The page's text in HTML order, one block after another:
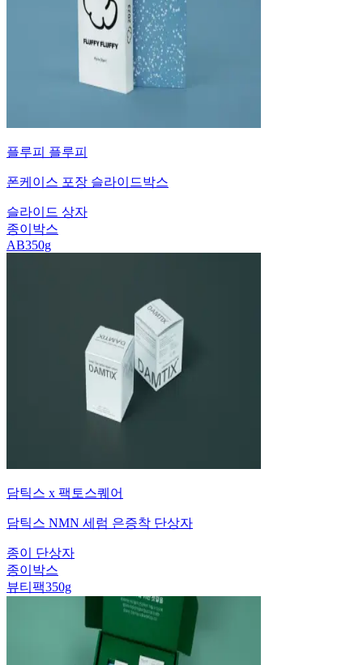
플루피 플루피
폰케이스 포장 슬라이드박스
슬라이드 상자
종이박스
AB350g
담틱스 x 팩토스퀘어
담틱스 NMN 세럼 은증착 단상자
종이 단상자
종이박스
뷰티팩350g